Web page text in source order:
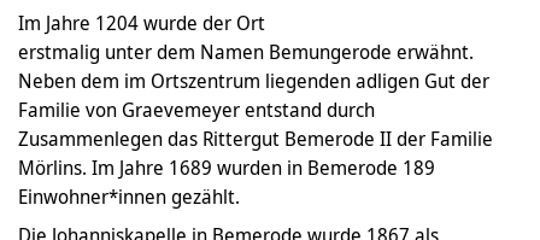
Im Jahre 1204 wurde der Ort
erstmalig unter dem Namen Bemungerode erwähnt.
Neben dem im Ortszentrum liegenden adligen Gut der
Familie von Graevemeyer entstand durch
Zusammenlegen das Rittergut Bemerode II der Familie
Mörlins. Im Jahre 1689 wurden in Bemerode 189
Einwohner*innen gezählt.